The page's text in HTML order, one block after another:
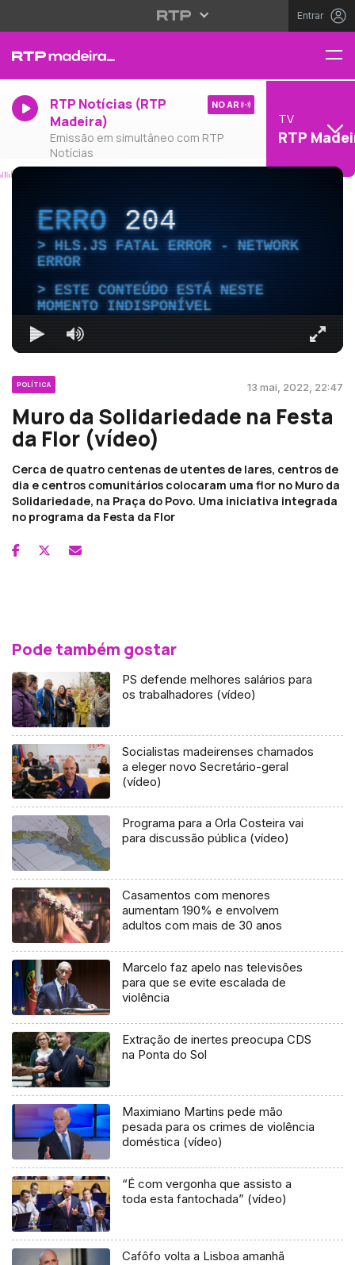
Entrar
RTP Notícias (RTP
Madeira)
Emissão em simultâneo com RTP
Notícias
NO AR
TV
RTP
ERRO204
HLS.JS FATAL ERROR - NETWORK
ERROR
ESTE CONTEÚDO ESTÁ NESTE
MOMENTO INDISPONÍVEL
POLÍTICA 13 mai, 2022, 22:47
Muro da Solidariedade na Festa
da Flor (vídeo)
Cerca de quatro centenas de utentes de lares, centros de
dia e centros comunitários colocaram uma flor no Muro da
Solidariedade, na Praça do Povo. Uma iniciativa integrada
no programa da Festa da Flor
Pode também gostar
PS defende melhores salários para
os trabalhadores (vídeo)
Socialistas madeirenses chamados
a eleger novo Secretário-geral
(vídeo)
Programa para a Orla Costeira vai
para discussão pública (vídeo)
Casamentos com menores
aumentam 190% e envolvem
adultos com mais de 30 anos
Marcelo faz apelo nas televisões
para que se evite escalada de
violência
Extração de inertes preocupa CDS
na Ponta do Sol
Maximiano Martins pede mão
pesada para os crimes de violência
doméstica (vídeo)
“É com vergonha que assisto a
toda esta fantochada” (vídeo)
Cafôfo volta a Lisboa amanhã